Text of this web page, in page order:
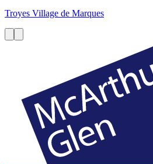
Troyes Village de Marques